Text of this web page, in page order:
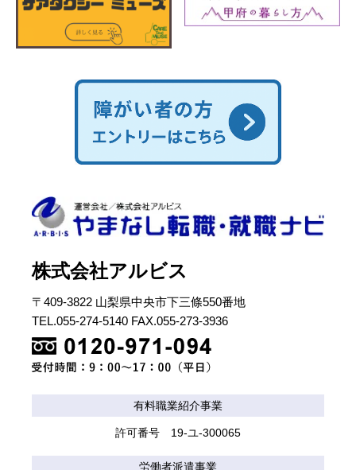
株式会社アルビス
〒409-3822 山梨県中央市下三條550番地
TEL.055-274-5140 FAX.055-273-3936
有料職業紹介事業
許可番号 19-ユ-300065
労働者派遣事業